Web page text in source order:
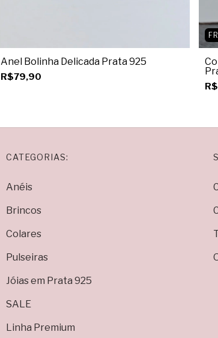
Anel Bolinha Delicada Prata 925
R$79,90
CATEGORIAS:
Anéis
Brincos
Colares
Pulseiras
Jóias em Prata 925
SALE
Linha Premium